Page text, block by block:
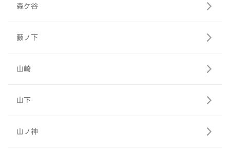
森ケ谷
藪ノ下
山崎
山下
山ノ神